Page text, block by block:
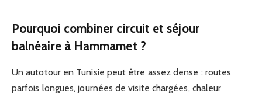
Pourquoi combiner circuit et séjour
balnéaire à Hammamet ?
Un autotour en Tunisie peut être assez dense : routes
parfois longues, journées de visite chargées, chaleur